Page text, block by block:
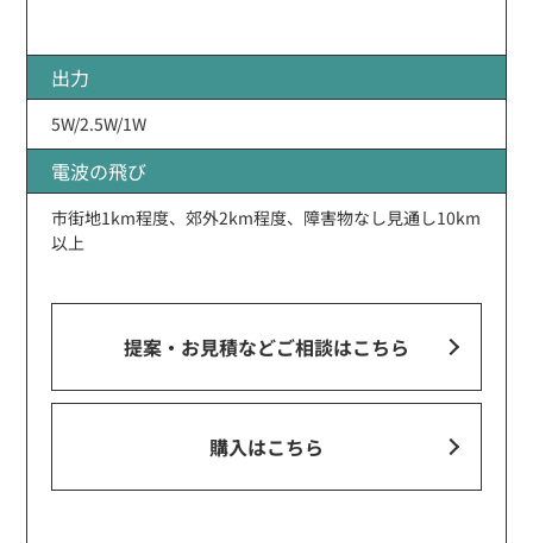
出力
5W/2.5W/1W
電波の飛び
市街地1km程度、郊外2km程度、障害物なし見通し10km
以上
提案・お見積などご相談はこちら
購入はこちら